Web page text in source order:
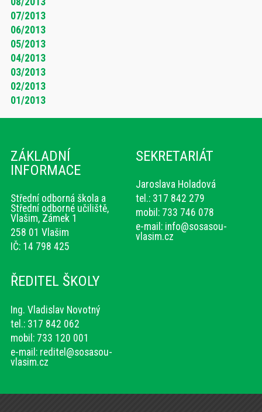
07/2013
06/2013
05/2013
04/2013
03/2013
02/2013
01/2013
ZÁKLADNÍ
INFORMACE
Střední odborná škola a
Střední odborné učiliště,
Vlašim, Zámek 1
258 01 Vlašim
IČ: 14 798 425
SEKRETARIÁT
Jaroslava Holadová
tel.: 317 842 279
mobil: 733 746 078
e-mail: info@sosasou-
vlasim.cz
ŘEDITEL ŠKOLY
Ing. Vladislav Novotný
tel.: 317 842 062
mobil: 733 120 001
e-mail: reditel@sosasou-
vlasim.cz